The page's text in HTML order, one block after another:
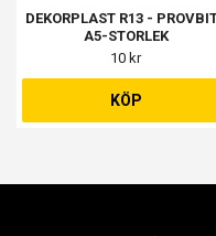
DEKORPLAST R13 -
A5-STORLEK
10 kr
KÖP